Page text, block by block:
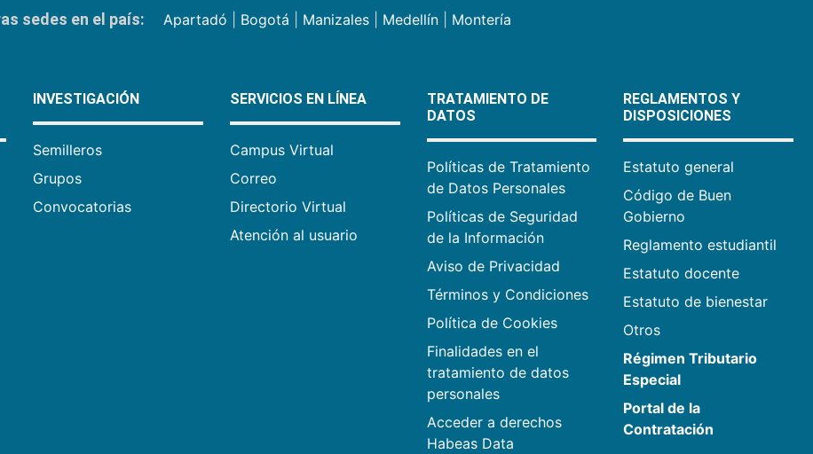
sedes en el país: Apartadó Bogotá Manizales| Medellín| Montería
INVESTIGACIÓN
Semilleros
Grupos
Convocatorias
SERVICIOS EN LÍNEA
Campus Virtual
Correo
Directorio Virtual
Atención al usuario
TRATAMIENTO DE
DATOS
Políticas de Tratamiento
de Datos Personales
Políticas de Seguridad
de la Información
Aviso de Privacidad
Términos y Condiciones
Política de Cookies
Finalidades en el
tratamiento de datos
personales
Acceder a derechos
Habeas Data
REGLAMENTOS Y
DISPOSICIONES
Estatuto general
Código de Buen
Gobierno
Reglamento estudiantil
Estatuto docente
Estatuto de bienestar
Otros
Régimen Tributario
Especial
Portal de la
Contratación